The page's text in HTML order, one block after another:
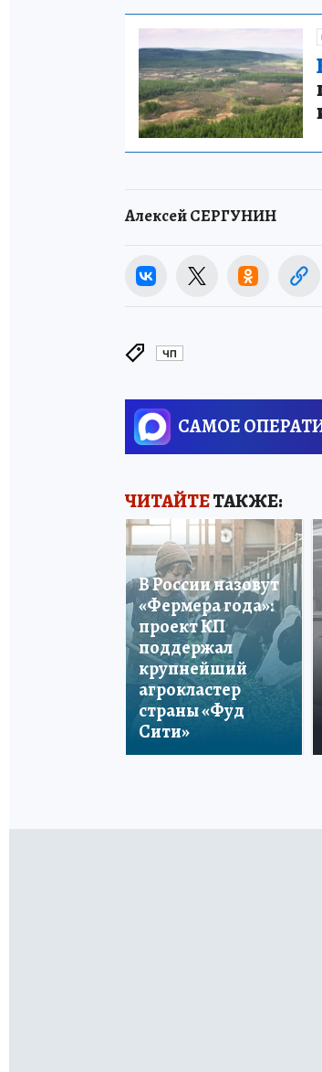
Алексей СЕРГУНИН
ЧП
САМОЕ
ЧИТАЙТЕТАКЖЕ:
В России назовут
«Фермера года»:
проект КП
поддержал
крупнейший
агрокластер
страны «Фуд
Сити»